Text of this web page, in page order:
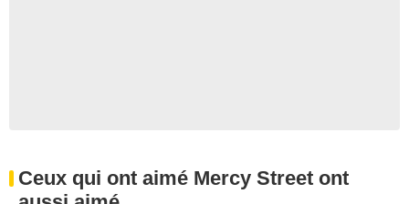
Ceux qui ont aimé Mercy Street ont